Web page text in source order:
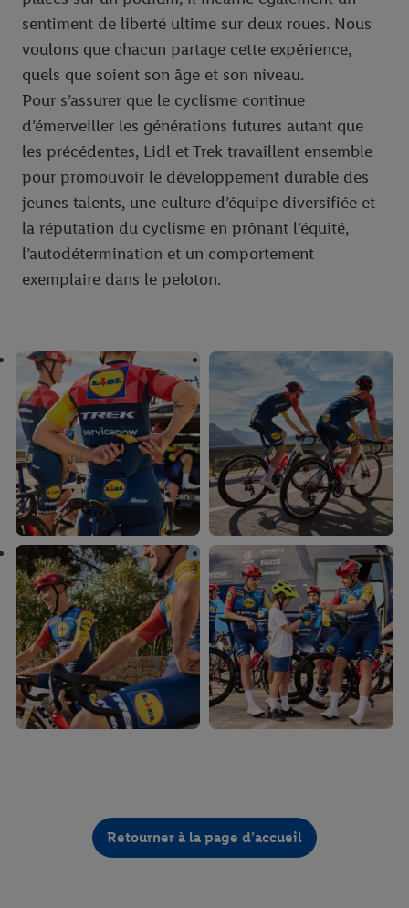
sentiment de liberté ultime sur deux roues. Nous
voulons que chacun partage cette expérience,
quels que soient son âge et son niveau.
Pour s’assurer que le cyclisme continue
d’émerveiller les générations futures autant que
les précédentes, Lidl et Trek travaillent ensemble
pour promouvoir le développement durable des
jeunes talents, une culture d’équipe diversifiée et
la réputation du cyclisme en prônant l’équité,
l’autodétermination et un comportement
exemplaire dans le peloton.
Retourner à la page d’accueil